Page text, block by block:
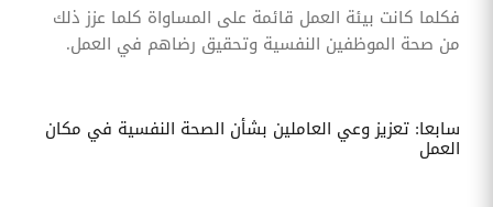
فكلما كانت بيئة العمل قائمة على المساواة كلما عزز ذلك
من صحة الموظفين النفسية وتحقيق رضاهم في العمل.
سابعا: تعزيز وعي العاملين بشأن الصحة النفسية في مكان
العمل